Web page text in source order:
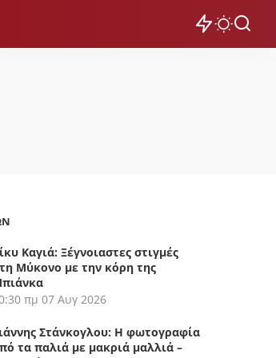
Καγιά: Ξέγνοιαστες στιγμές
Μύκονο με την κόρη της
πμ 07 Αυγ 2026
Στάνκογλου: Η φωτογραφία
τα παλιά με μακριά μαλλιά –